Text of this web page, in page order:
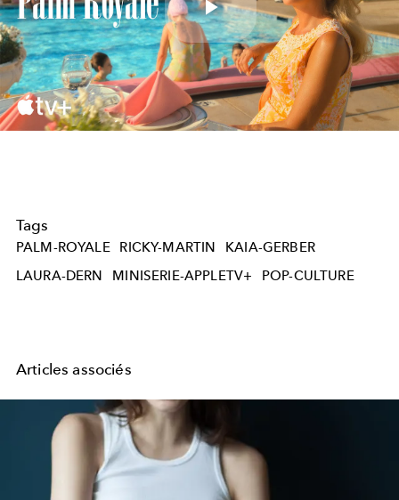
Play
Video
Tags
PALM-ROYALE RICKY-MARTIN
KAIA-GERBER
LAURA-DERN
MINISERIE-APPLETV+ POP-CULTURE
Articles associés